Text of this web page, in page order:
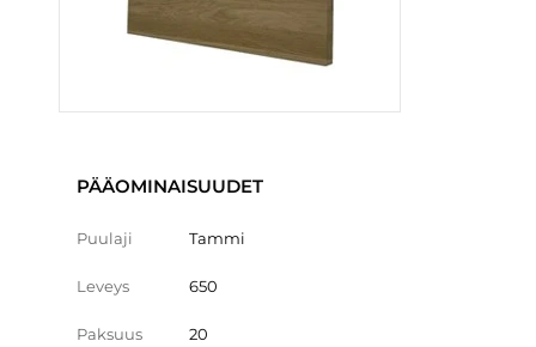
PÄÄOMINAISUUDET
Puulaji Tammi
Leveys 650
Paksuus 20